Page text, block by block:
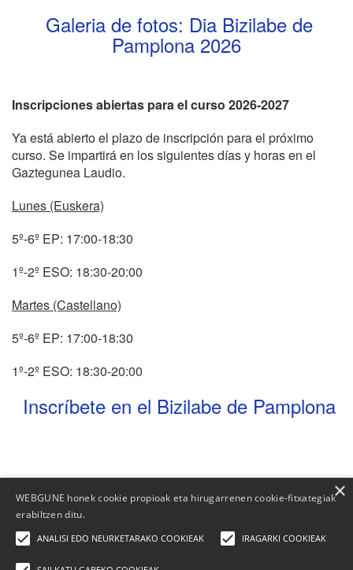
Galeria de fotos: Dia Bizilabe de
Pamplona 2026
Inscripciones abiertas para el curso 2026-2027
Ya está abierto el plazo de inscripción para el próximo
curso. Se impartirá en los siguientes días y horas en el
Gaztegunea Laudio.
Lunes (Euskera)
5º-6º EP: 17:00-18:30
1º-2º ESO: 18:30-20:00
Martes (Castellano)
5º-6º EP: 17:00-18:30
1º-2º ESO: 18:30-20:00
Inscríbete en el Bizilabe de Pamplona
WEBGUNE honek cookie propioak eta hirugarrenen cookie-fitxategiak
erabiltzen ditu.
ANALISI EDO NEURKETARAKO COOKIEAK IRAGARKI COOKIEAK
×